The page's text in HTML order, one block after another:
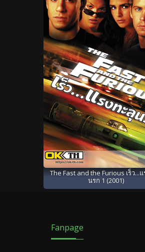
The Fast and the Furious เร็ว...
นรก 1 (2001)
Fanpage